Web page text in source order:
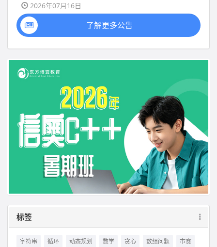
2026年07月16日
了解更多公告
标签
字符串 循环 动态规划 数学 贪心 数组问题 市赛